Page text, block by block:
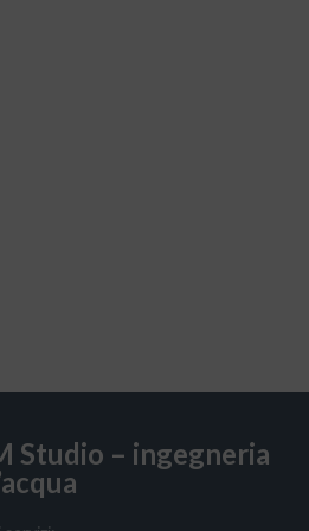
Studio – ingegneria